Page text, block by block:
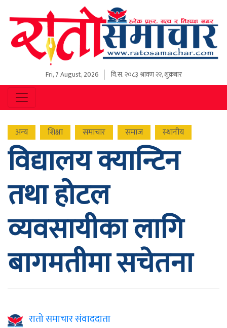
Fri, 7 August, 2026 वि.स.२०८३ श्रावण २२, शुक्रबार
अन्य शिक्षा समाचार समाज स्थानीय
विद्यालय क्यान्टिन
तथा होटल
व्यवसायीका लागि
बागमतीमा सचेतना
रातो समाचार संवाददाता